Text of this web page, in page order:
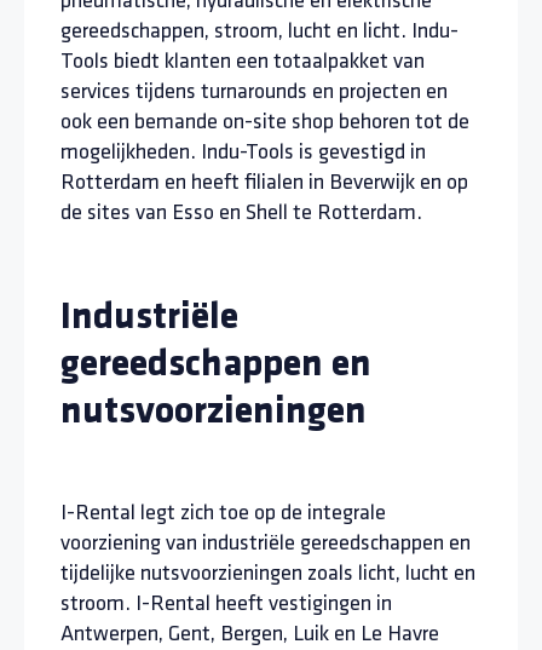
gereedschappen, stroom, lucht en licht. Indu-
Tools biedt klanten een totaalpakket van
services tijdens turnarounds en projecten en
ook een bemande on-site shop behoren tot de
mogelijkheden. Indu-Tools is gevestigd in
Rotterdam en heeft filialen in Beverwijk en op
de sites van Esso en Shell te Rotterdam.
Industriële
gereedschappen en
nutsvoorzieningen
I-Rental legt zich toe op de integrale
voorziening van industriële gereedschappen en
tijdelijke nutsvoorzieningen zoals licht, lucht en
stroom. I-Rental heeft vestigingen in
Antwerpen, Gent, Bergen, Luik en Le Havre